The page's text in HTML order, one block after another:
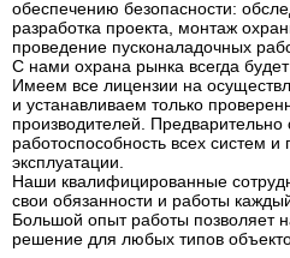
обеспечению безопасности:
разработка проекта, монтаж
проведение пусконаладочных
С нами охрана рынка всегда
Имеем все лицензии на
и устанавливаем только
производителей.
работоспособность всех систем и
эксплуатации.
Наши квалифицированные
свои обязанности и работы
Большой опыт работы позволяет
решение для любых типов